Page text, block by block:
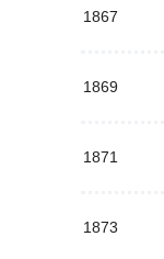
1867
1869
1871
1873